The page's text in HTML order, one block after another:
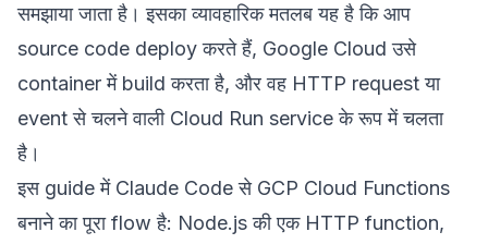
समझाया जाता है। इसका व्यावहारिक मतलब यह है कि आप
source code deploy करते हैं, Google Cloud उसे
container में build करता है, और वह HTTP request या
event से चलने वाली Cloud Run service के रूप में चलता
है।
इस guide में Claude Code से GCP Cloud Functions
बनाने का पूरा flow है: Node.js की एक HTTP function,